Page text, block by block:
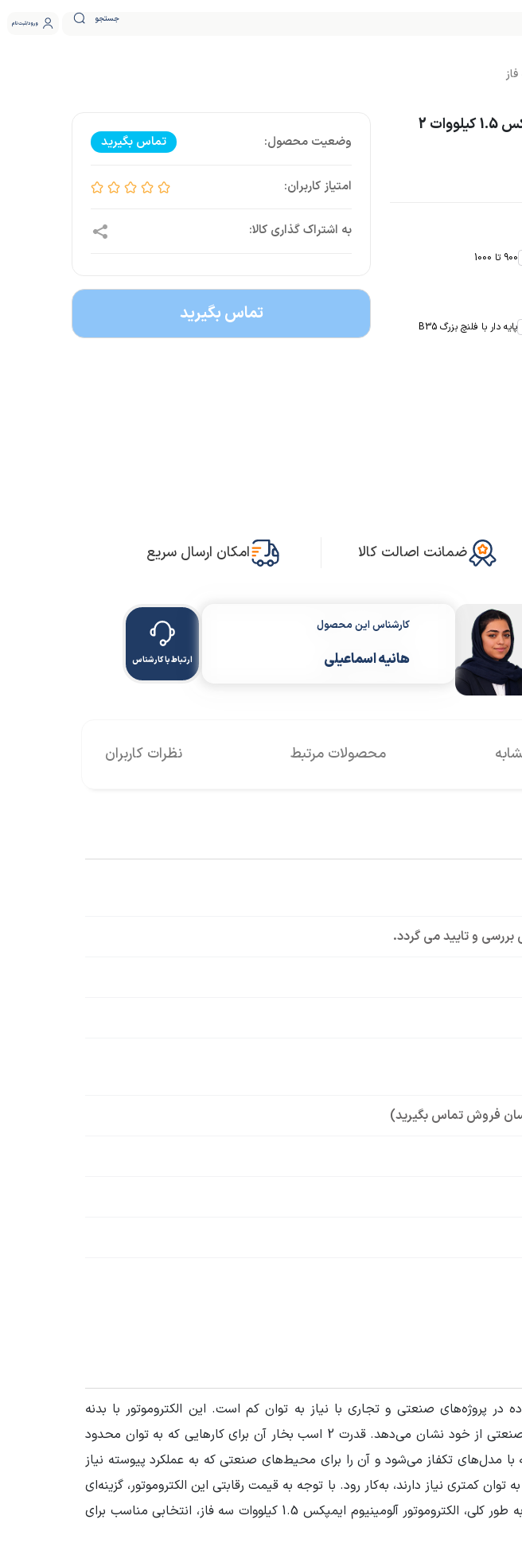
جستجو ورود ثبت نام
الکتروموتور آلومینیوم ایمپکس 1.5 کیلووات 2
900 تا 1000
پایه دار با فلنچ بزرگ B35
تماس بگیرید
تماس بگیرید
ضمانت اصالت کالا امکان ارسال سریع
کارشناس این محصول
هانیه اسماعیلی ارتباط با کارشناس
محصولات مرتبط نظرات کاربران
بررسی و تایید می گردد.
فروش تماس بگیرید)
گزینه‌ای کاربردی برای استفاده در پروژه‌های صنعتی و تجاری با نیاز به توان کم است. این الکتروموتور با بدنه
آلومینیومی خود، وزن سبکی دارد و در عین حال مقاومت خوبی برای انجام کارهای سبک صنعتی از خود نشان می‌دهد. قدرت 2 اسب بخار آن برای کارهایی که به توان محدود
با مدل‌های تکفاز می‌شود و آن را برای محیط‌های صنعتی که به عملکرد پیوسته نیاز
کمتری نیاز دارند، به‌کار رود. با توجه به قیمت رقابتی این الکتروموتور، گزینه‌ای
منطقی برای کسانی است که به دنبال موتور برقی با عملکرد خوب و هزینه معقول هستند. به طور کلی، الکتروموتور آلومینیوم ایمپکس 1.5 کیلووات سه فاز، انتخابی مناسب برای